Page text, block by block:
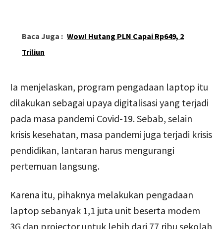
Baca Juga : Wow! Hutang PLN Capai Rp649, 2
Triliun
Ia menjelaskan, program pengadaan laptop itu
dilakukan sebagai upaya digitalisasi yang terjadi
pada masa pandemi Covid-19. Sebab, selain
krisis kesehatan, masa pandemi juga terjadi krisis
pendidikan, lantaran harus mengurangi
pertemuan langsung.
Karena itu, pihaknya melakukan pengadaan
laptop sebanyak 1,1 juta unit beserta modem
3G dan projector untuk lebih dari 77 ribu sekolah